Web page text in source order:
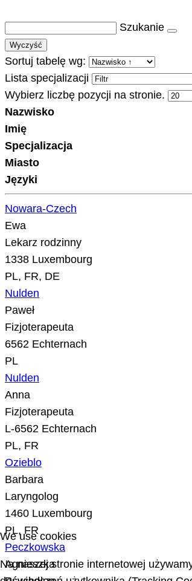
Szukanie
Wyczyść
Sortuj tabelę wg:
Lista specjalizacji
Wybierz liczbę pozycji na stronie.
Nazwisko
Imię
Specjalizacja
Miasto
Języki
Nowara-Czech
Ewa
Lekarz rodzinny
1338 Luxembourg
PL, FR, DE
Nulden
Paweł
Fizjoterapeuta
6562 Echternach
PL
Nulden
Anna
Fizjoterapeuta
L-6562 Echternach
PL, FR
Ozieblo
Barbara
Laryngolog
1460 Luxembourg
PL, FR
Peczkowska
Agnieszka
We use cookies
Na naszej stronie internetowej